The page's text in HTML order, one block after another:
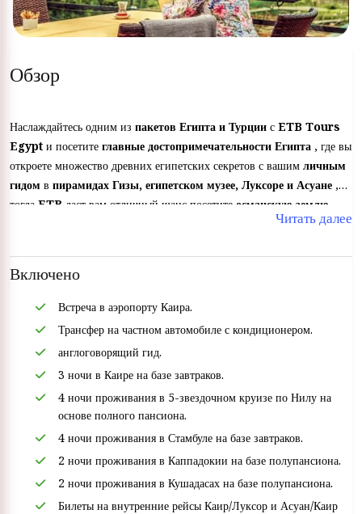
Обзор
Наслаждайтесь одним из пакетов Египта и Турции с ETB Tours
Egypt и посетите главные достопримечательности Египта , где вы
откроете множество древних египетских секретов с вашим личным
гидом в пирамидах Гизы, египетском музее, Луксоре и Асуане ,
тогда ETB даст вам отличный шанс посетите османскую землю
осмотрите главные
Читать далее
Включено
Встреча в аэропорту Каира.
Трансфер на частном автомобиле с кондиционером.
англоговорящий гид.
3 ночи в Каире на базе завтраков.
4 ночи проживания в 5-звездочном круизе по Нилу на
основе полного пансиона.
4 ночи проживания в Стамбуле на базе завтраков.
2 ночи проживания в Каппадокии на базе полупансиона.
2 ночи проживания в Кушадасах на базе полупансиона.
Билеты на внутренние рейсы Каир/Луксор и Асуан/Каир